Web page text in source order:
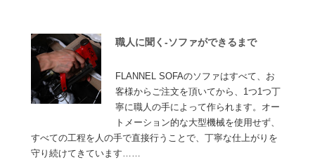
職人に聞く-ソファができるまで
FLANNEL SOFAのソファはすべて、お
客様からご注文を頂いてから、1つ1つ丁
寧に職人の手によって作られます。オー
トメーション的な大型機械を使用せず、
すべての工程を人の手で直接行うことで、丁寧な仕上がりを
守り続けてきています……